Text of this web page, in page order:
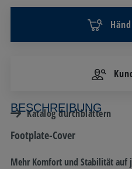
Katalog durchblättern
BESCHREIBUNG
Footplate-Cover
Mehr Komfort und Stabilität auf